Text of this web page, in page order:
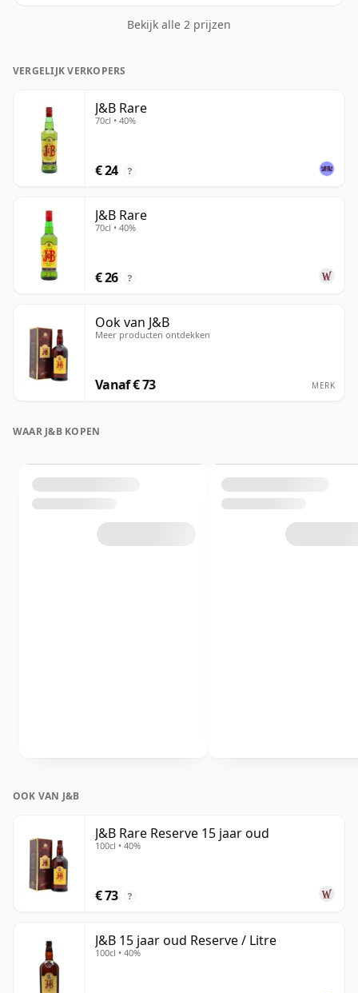
Bekijk alle 2 prijzen
VERGELIJK VERKOPERS
J&B Rare
70cl • 40%
€ 24 ?
J&B Rare
70cl • 40%
€ 26 ?
Ook van J&B
Meer producten ontdekken
Vanaf € 73 MERK
WAAR J&B KOPEN
OOK VAN J&B
J&B Rare Reserve 15 jaar oud
100cl • 40%
€ 73 ?
J&B 15 jaar oud Reserve / Litre
100cl • 40%